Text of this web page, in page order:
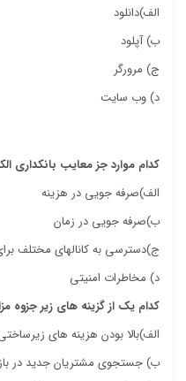
الف)دانلود
ب) آپلود
ج) مرورگر
د) وب سایت
کدام موارد جز معایب بانکداری
الف)صرفه جویی در هزینه
ب)صرفه جویی در زمان
ج)دسترسی به کانالهای مختلف
د) مخاطرات امنیتی
کدام یک از گزینه های زیر جزوه
الف)بالا بودن هزینه های
ب) جستجوی مشتریان جدید در